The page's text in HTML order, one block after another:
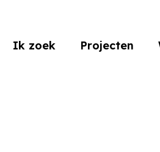
Ik zoek Projecten